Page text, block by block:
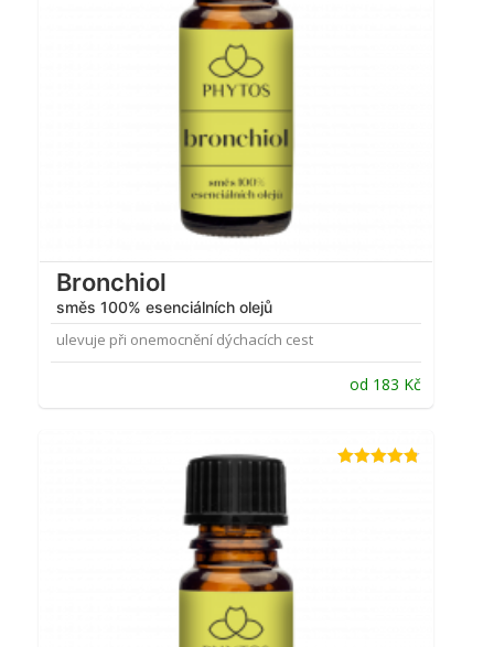
Bronchiol
směs 100% esenciálních olejů
ulevuje při onemocnění dýchacích cest
od 183 Kč